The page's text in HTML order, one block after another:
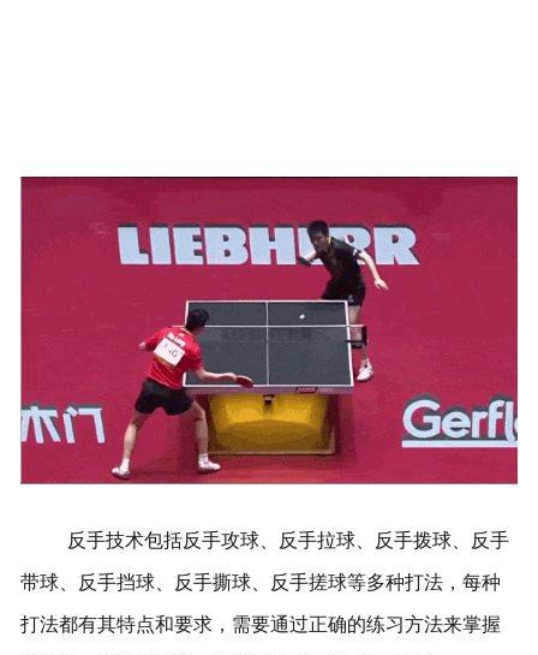
反手技术包括反手攻球、反手拉球、反手拨球、反手
带球、反手挡球、反手撕球、反手搓球等多种打法，每种
打法都有其特点和要求，需要通过正确的练习方法来掌握